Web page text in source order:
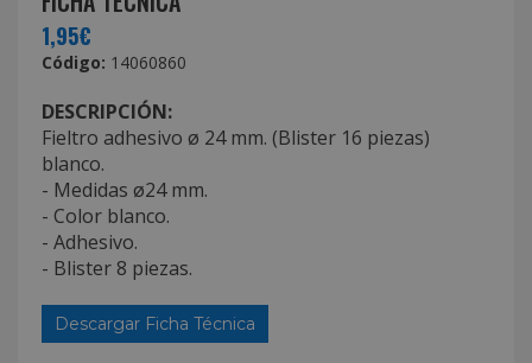
1,95€
Código: 14060860
DESCRIPCIÓN:
Fieltro adhesivo ø 24 mm. (Blister 16 piezas)
blanco.
- Medidas ø24 mm.
- Color blanco.
- Adhesivo.
- Blister 8 piezas.
Descargar Ficha Técnica